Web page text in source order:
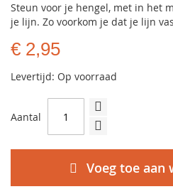
Steun voor je hengel, met in het
je lijn. Zo voorkom je dat je lijn
€ 2,95
Levertijd: Op voorraad
Aantal
Voeg toe aan